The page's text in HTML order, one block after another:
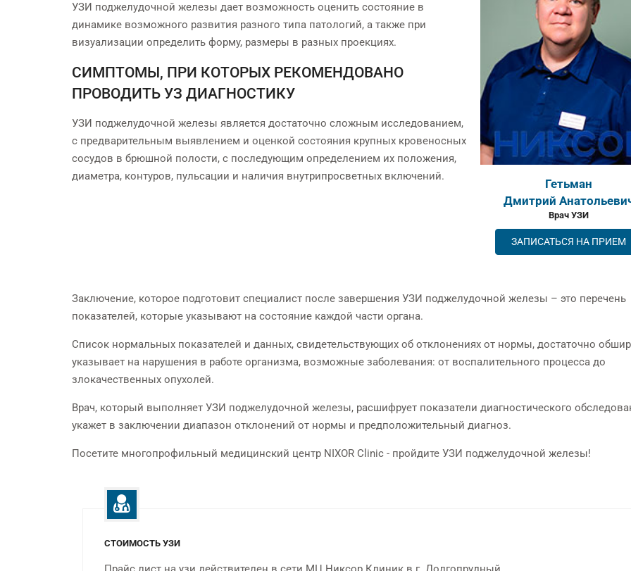
УЗИ поджелудочной железы дает возможность оценить состояние в
динамике возможного развития разного типа патологий, а также при
визуализации определить форму, размеры в разных проекциях.
СИМПТОМЫ, ПРИ КОТОРЫХ РЕКОМЕНДОВАНО
ПРОВОДИТЬ УЗ ДИАГНОСТИКУ
УЗИ поджелудочной железы является достаточно сложным исследованием,
с предварительным выявлением и оценкой состояния крупных кровеносных
сосудов в брюшной полости, с последующим определением их положения,
диаметра, контуров, пульсации и наличия внутрипросветных включений.
Соболева
Сысоева
Гетьман
Дмитрий
Врач УЗИ
ЗАПИСАТЬСЯ НА ПРИЕМ
Заключение, которое подготовит специалист после завершения УЗИ поджелудочной железы – это перечень
показателей, которые указывают на состояние каждой части органа.
Список нормальных показателей и данных, свидетельствующих об отклонениях от нормы, достаточно
указывает на нарушения в работе организма, возможные заболевания: от воспалительного процесса до
злокачественных опухолей.
Врач, который выполняет УЗИ поджелудочной железы, расшифрует показатели диагностического
укажет в заключении диапазон отклонений от нормы и предположительный диагноз.
Посетите многопрофильный медицинский центр NIXOR Clinic - пройдите УЗИ поджелудочной железы!
СТОИМОСТЬ УЗИ